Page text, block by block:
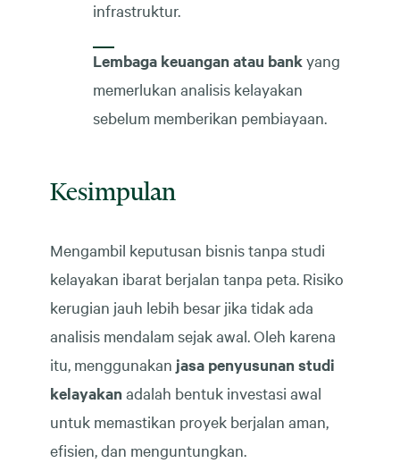
infrastruktur.
Lembaga keuangan atau bankyang
memerlukan analisis kelayakan
sebelum memberikan pembiayaan.
Kesimpulan
Mengambil keputusan bisnis tanpa studi
kelayakan ibarat berjalan tanpa peta. Risiko
kerugian jauh lebih besar jika tidak ada
analisis mendalam sejak awal. Oleh karena
itu, menggunakan jasa penyusunan studi
kelayakanadalah bentuk investasi awal
untuk memastikan proyek berjalan aman,
efisien, dan menguntungkan.